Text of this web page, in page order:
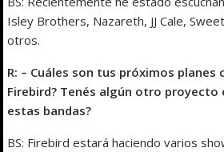
Isley Brothers, Nazareth, JJ Cale,
otros.
R: – Cuáles son tus próximos planes
Firebird? Tenés algún otro proyecto
estas bandas?
BS: Firebird estará haciendo varios